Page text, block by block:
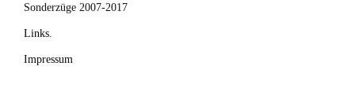
Sonderzüge 2007-2017
Links.
Impressum